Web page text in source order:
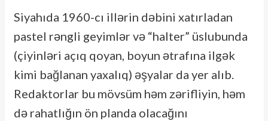
Siyahıda 1960-cı illərin dəbini xatırladan
pastel rəngli geyimlər və “halter” üslubunda
(çiyinləri açıq qoyan, boyun ətrafına ilgək
kimi bağlanan yaxalıq) əşyalar da yer alıb.
Redaktorlar bu mövsüm həm zərifliyin, həm
də rahatlığın ön planda olacağını